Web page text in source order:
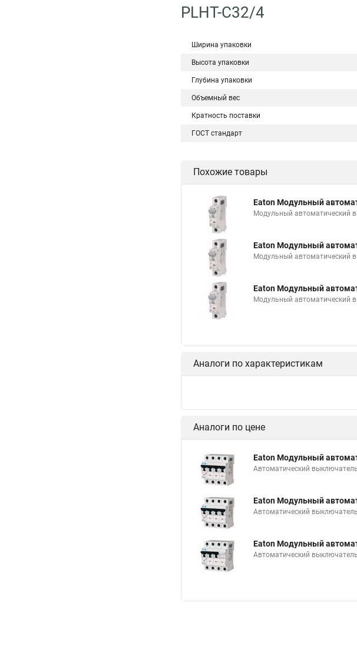
PLHT-C32/4
Ширина упаковки
Высота упаковки
Глубина упаковки
Объемный вес
Кратность поставки
ГОСТ стандарт
Похожие товары
Eaton Модульный
Модульный автоматический
Eaton Модульный
Модульный автоматический
Eaton Модульный
Модульный автоматический
Аналоги по характеристикам
Аналоги по цене
Eaton Модульный
Автоматический
Eaton Модульный
Автоматический
Eaton Модульный
Автоматический